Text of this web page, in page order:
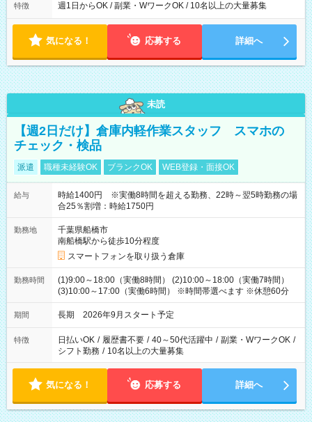
特徴 週1日からOK / 副業・WワークOK / 10名以上の大量募集
気になる！ 応募する 詳細へ
未読
【週2日だけ】倉庫内軽作業スタッフ スマホの
チェック・検品
派遣 職種未経験OK ブランクOK WEB登録・面接OK
給与
時給1400円 ※実働8時間を超える勤務、22時～翌5時勤務の場
合25％割増：時給1750円
勤務地
千葉県船橋市
南船橋駅から徒歩10分程度
スマートフォンを取り扱う倉庫
勤務時間
(1)9:00～18:00（実働8時間） (2)10:00～18:00（実働7時間）
(3)10:00～17:00（実働6時間） ※時間帯選べます ※休憩60分
期間 長期 2026年9月スタート予定
特徴 日払いOK / 履歴書不要 / 40～50代活躍中 / 副業・WワークOK /
シフト勤務 / 10名以上の大量募集
気になる！ 応募する 詳細へ